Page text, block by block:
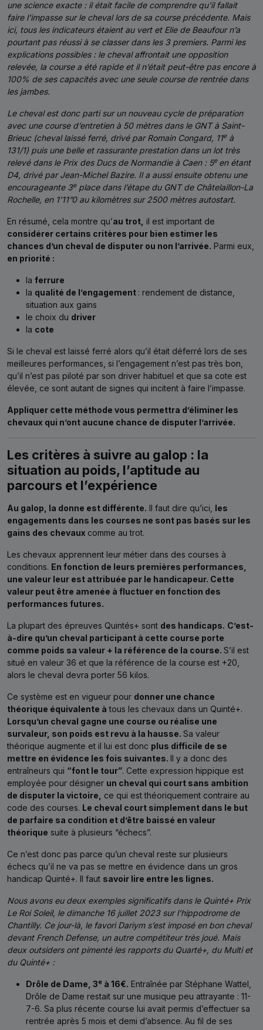
une science exacte : il était facile de comprendre qu’il fallait
faire l’impasse sur le cheval lors de sa course précédente. Mais
ici, tous les indicateurs étaient au vert et Elie de Beaufour n’a
pourtant pas réussi à se classer dans les 3 premiers. Parmi les
explications possibles : le cheval affrontait une opposition
relevée, la course a été rapide et il n’était peut-être pas encore à
100% de ses capacités avec une seule course de rentrée dans
les jambes.
Le cheval est donc parti sur un nouveau cycle de préparation
avec une course d’entretien à 50 mètres dans le GNT à Saint-
Brieuc (cheval laissé ferré, drivé par Romain Congard, 11eà
131/1) puis une belle et rassurante prestation dans un lot très
relevé dans le Prix des Ducs de Normandie à Caen : 5e en étant
D4, drivé par Jean-Michel Bazire. Il a aussi ensuite obtenu une
encourageante 3eplace dans l’étape du GNT de Châtelaillon-La
Rochelle, en 1’11”0 au kilomètres sur 2500 mètres autostart.
En résumé, cela montre qu’au trot, il est important de
considérer certains critères pour bien estimer les
chances d’un cheval de disputer ou non l’arrivée. Parmi eux,
en priorité :
la ferrure
la qualité de l’engagement : rendement de distance,
situation aux gains
le choix du driver
la cote
Si le cheval est laissé ferré alors qu’il était déferré lors de ses
meilleures performances, si l’engagement n’est pas très bon,
qu’il n’est pas piloté par son driver habituel et que sa cote est
élevée, ce sont autant de signes qui incitent à faire l’impasse.
Appliquer cette méthode vous permettra d’éliminer les
chevaux qui n’ont aucune chance de disputer l’arrivée.
Les critères à suivre au galop : la
situation au poids, l’aptitude au
parcours et l’expérience
Au galop, la donne est différente. Il faut dire qu’ici, les
engagements dans les courses ne sont pas basés sur les
gains des chevaux comme au trot.
Les chevaux apprennent leur métier dans des courses à
conditions. En fonction de leurs premières performances,
une valeur leur est attribuée par le handicapeur. Cette
valeur peut être amenée à fluctuer en fonction des
performances futures.
La plupart des épreuves Quintés+ sont des handicaps. C’est-
à-dire qu’un cheval participant à cette course porte
comme poids sa valeur + la référence de la course. S’il est
situé en valeur 36 et que la référence de la course est +20,
alors le cheval devra porter 56 kilos.
Ce système est en vigueur pour donner une chance
théorique équivalente à tous les chevaux dans un Quinté+.
Lorsqu’un cheval gagne une course ou réalise une
survaleur, son poids est revu à la hausse. Sa valeur
théorique augmente et il lui est donc plus difficile de se
mettre en évidence les fois suivantes. Il y a donc des
entraîneurs qui “font le tour”. Cette expression hippique est
employée pour désigner un cheval qui court sans ambition
de disputer la victoire,
ce qui est théoriquement contraire au
code des courses. Le cheval court simplement dans le but
de parfaire sa condition et d’être baissé en valeur
théorique suite à plusieurs “échecs”.
Ce n’est donc pas parce qu’un cheval reste sur plusieurs
échecs qu’il ne va pas se mettre en évidence dans un gros
handicap Quinté+. Il faut savoir lire entre les lignes.
Nous avons eu deux exemples significatifs dans le Quinté+ Prix
Le Roi Soleil, le dimanche 16 juillet 2023 sur l’hippodrome de
Chantilly. Ce jour-là, le favori Dariym s’est imposé en bon cheval
devant French Defense, un autre compétiteur très joué. Mais
deux outsiders ont pimenté les rapports du Quarté+, du Multi et
du Quinté+ :
Drôle de Dame, 3e à 16€. Entraînée par Stéphane Wattel,
Drôle de Dame restait sur une musique peu attrayante : 11-
7-6. Sa plus récente course lui avait permis d’effectuer sa
rentrée après 5 mois et demi d’absence. Au fil de ses